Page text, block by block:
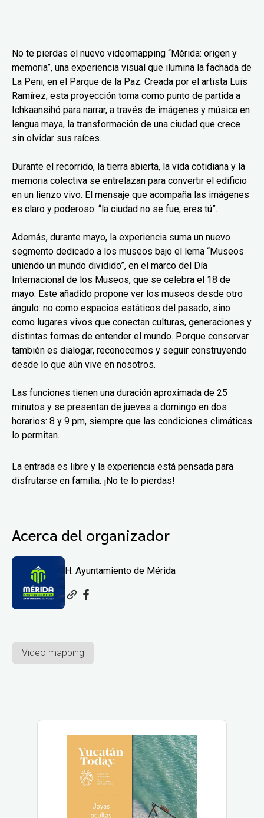
No te pierdas el nuevo videomapping “Mérida: origen y
memoria”, una experiencia visual que ilumina la fachada de
La Peni, en el Parque de la Paz. Creada por el artista Luis
Ramírez, esta proyección toma como punto de partida a
Ichkaansihó para narrar, a través de imágenes y música en
lengua maya, la transformación de una ciudad que crece
sin olvidar sus raíces.
Durante el recorrido, la tierra abierta, la vida cotidiana y la
memoria colectiva se entrelazan para convertir el edificio
en un lienzo vivo. El mensaje que acompaña las imágenes
es claro y poderoso: “la ciudad no se fue, eres tú”.
Además, durante mayo, la experiencia suma un nuevo
segmento dedicado a los museos bajo el lema “Museos
uniendo un mundo dividido”, en el marco del Día
Internacional de los Museos, que se celebra el 18 de
mayo. Este añadido propone ver los museos desde otro
ángulo: no como espacios estáticos del pasado, sino
como lugares vivos que conectan culturas, generaciones y
distintas formas de entender el mundo. Porque conservar
también es dialogar, reconocernos y seguir construyendo
desde lo que aún vive en nosotros.
Las funciones tienen una duración aproximada de 25
minutos y se presentan de jueves a domingo en dos
horarios: 8 y 9 pm, siempre que las condiciones climáticas
lo permitan.
La entrada es libre y la experiencia está pensada para
disfrutarse en familia. ¡No te lo pierdas!
Acerca del organizador
H. Ayuntamiento de Mérida
Video mapping